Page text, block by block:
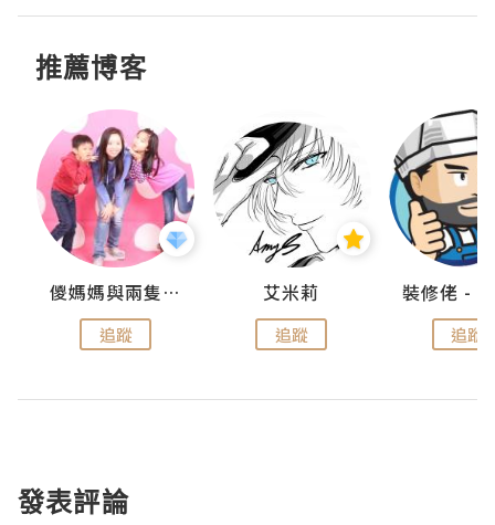
推薦博客
儍媽媽與兩隻小魔怪之家
追蹤
艾米莉
追蹤 追蹤
發表評論